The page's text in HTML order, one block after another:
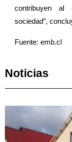
contribuyen al
sociedad”,
Fuente: emb.cl
Noticias